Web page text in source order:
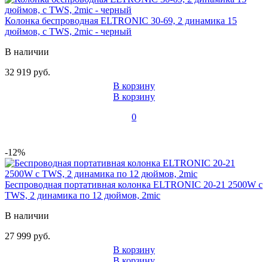
Колонка беспроводная ELTRONIC 30-69, 2 динамика 15
дюймов, с TWS, 2mic - черный
В наличии
32 919 руб.
В корзину
В корзину
0
-12%
Беспроводная портативная колонка ELTRONIC 20-21 2500W с
TWS, 2 динамика по 12 дюймов, 2mic
В наличии
27 999 руб.
В корзину